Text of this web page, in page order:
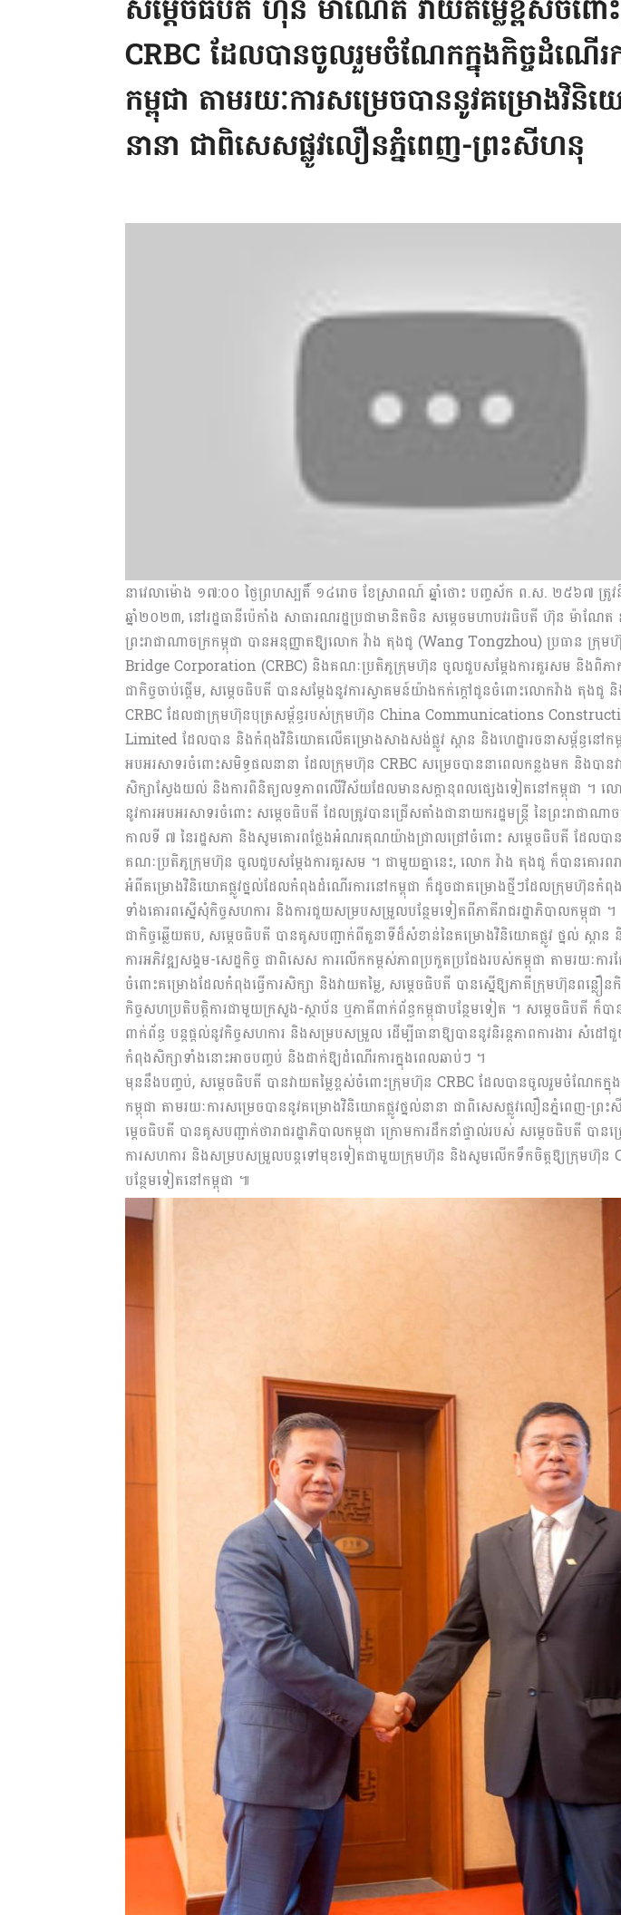
ប្
រ
សម្តេចធិបតី ហ៊ុន ម៉ាណែត វាយតម្លៃខ្ពស់ចំព
CRBC ដែលបានចូលរួមចំណែកក្នុងកិច្ចដំណើរ
កម្ពុជា តាមរយៈការសម្រេចបាននូវគម្រោងវិនិយ
នានា ជាពិសេសផ្លូវលឿនភ្នំពេញ-ព្រះសីហនុ
នាវេលាម៉ោង ១៧:០០ ថ្ងៃព្រហស្បតិ៍ ១៤រោច ខែស្រាពណ៍ ឆ្នាំថោះ បញ្ចស័ក ព.ស. ២៥៦៧ ត្រូវនឹ
ឆ្នាំ២០២៣, នៅរដ្ឋធានីប៉េកាំង សាធារណរដ្ឋប្រជាមានិតចិន សម្តេចមហាបវរធិបតី ហ៊ុន ម៉ាណែត ន
ព្រះរាជាណាចក្រកម្ពុជា បានអនុញ្ញាតឱ្យលោក វ៉ាង តុងជូ (Wang Tongzhou) ប្រធាន ក្
Bridge Corporation (CRBC) និងគណៈប្រតិភូក្រុមហ៊ុន ចូលជួបសម្ដែងការគួរសម និងពិភាក្ស
ជាកិច្ចចាប់ផ្ដើម, សម្តេចធិបតី បានសម្ដែងនូវការស្វាគមន៍យ៉ាងកក់ក្តៅជូនចំពោះលោកវ៉ាង តុង
CRBC ដែលជាក្រុមហ៊ុនបុត្រសម្ព័ន្ធរបស់ក្រុមហ៊ុន China Communications
Limited ដែលបាន និងកំពុងវិនិយោគលើគម្រោងសាងសង់ផ្លូវ ស្ពាន និងហេដ្ឋារចនាសម្ព័ន្ធនៅក
អបអរសាទរចំពោះសមិទ្ធផលនានា ដែលក្រុមហ៊ុន CRBC សម្រេចបាននាពេលកន្លងមក និងបានវ
សិក្សាស្វែងយល់ និងការពិនិត្យលទ្ធភាពលើវិស័យដែលមានសក្តានុពលផ្សេងទៀតនៅកម្ពុជា ។ ល
នូវការអបអរសាទរចំពោះ សម្តេចធិបតី ដែលត្រូវបានជ្រើសតាំងជានាយករដ្ឋមន្រ្តី នៃព្រះរាជាណា
កាលទី ៧ នៃរដ្ឋសភា និងសូមគោរពថ្លែងអំណរគុណយ៉ាងជ្រាលជ្រៅចំពោះ សម្ដេចធិបតី ដែលបា
គណៈប្រតិភូក្រុមហ៊ុន ចូលជួបសម្តែងការគួរសម ។ ជាមួយគ្នានេះ, លោក វ៉ាង តុងជូ ក៏បានគោរ
អំពីគម្រោងវិនិយោគផ្លូវថ្នល់ដែលកំពុងដំណើរការនៅកម្ពុជា ក៏ដូចជាគម្រោងថ្មីៗដែលក្រុមហ៊ុនកំពុ
ទាំងគោរពស្នើសុំកិច្ចសហការ និងការជួយសម្របសម្រួលបន្ថែមទៀតពីភាគីរាជរដ្ឋាភិបាលកម្ពុជា ។
ជាកិច្ចឆ្លើយតប, សម្តេចធិបតី បានគូសបញ្ជាក់ពីតួនាទីដ៏សំខាន់នៃគម្រោងវិនិយោគផ្លូវ ថ្នល់ ស្ពា
ការអភិវឌ្ឍសង្គម-សេដ្ឋកិច្ច ជាពិសេស ការលើកកម្ពស់ភាពប្រកួតប្រជែងរបស់កម្ពុជា តាមរយៈកា
ចំពោះគម្រោងដែលកំពុងធ្វើការសិក្សា និងវាយតម្លៃ, សម្តេចធិបតី បានស្នើឱ្យភាគីក្រុមហ៊ុនពន្លឿនកិ
កិច្ចសហប្រតិបត្តិការជាមួយក្រសួង-ស្ថាប័ន ឬភាគីពាក់ព័ន្ធកម្ពុជាបន្ថែមទៀត ។ សម្តេចធិបតី ក៏ប
ពាក់ព័ន្ធ បន្តផ្តល់នូវកិច្ចសហការ និងសម្របសម្រួល ដើម្បីធានាឱ្យបាននូវនិរន្តភាពការងារ សំ
កំពុងសិក្សាទាំងនោះអាចបញ្ចប់ និងដាក់ឱ្យដំណើរការក្នុងពេលឆាប់ៗ ។
មុននឹងបញ្ចប់, សម្តេចធិបតី បានវាយតម្លៃខ្ពស់ចំពោះក្រុមហ៊ុន CRBC ដែលបានចូលរួមចំណែកក្នុង
កម្ពុជា តាមរយៈការសម្រេចបាននូវគម្រោងវិនិយោគផ្លូវថ្នល់នានា ជាពិសេសផ្លូវលឿនភ្នំពេញ-ព្
ម្តេចធិបតី បានគូសបញ្ជាក់ថារាជរដ្ឋាភិបាលកម្ពុជា ក្រោមការដឹកនាំផ្ទាល់របស់ សម្តេចធិបតី បាន
ការសហការ និងសម្របសម្រួលបន្តទៅមុខទៀតជាមួយក្រុមហ៊ុន និងសូមលើកទឹកចិត្តឱ្យក្រុមហ៊ុន
បន្ថែមទៀតនៅកម្ពុជា ៕